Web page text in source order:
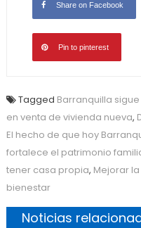
Share on Facebook
Pin to pinterest
Tagged Barranquilla
en venta de vivienda nueva,
El hecho de que hoy
fortalece el patrimonio
tener casa propia, Mejorar
bienestar
Noticias